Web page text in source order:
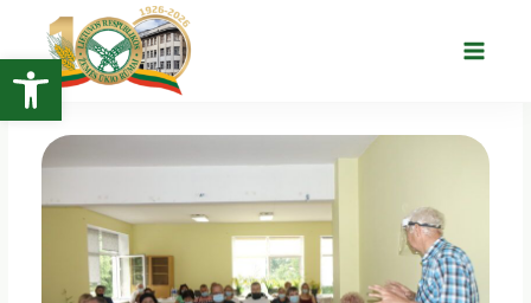
Open toolbar
turinio
Main